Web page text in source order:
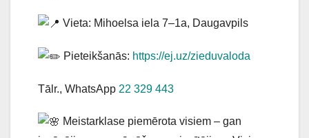
Vieta: Mihoelsa iela 7–1a, Daugavpils
Pieteikšanās: https://ej.uz/zieduvaloda
Tālr., WhatsApp 22 329 443
Meistarklase piemērota visiem – gan